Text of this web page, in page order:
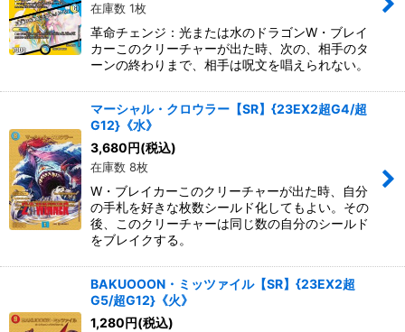
在庫数 1枚
革命チェンジ：光または水のドラゴンW・ブレイ
カーこのクリーチャーが出た時、次の、相手のタ
ーンの終わりまで、相手は呪文を唱えられない。
マーシャル・クロウラー【SR】{23EX2超G4/超
G12}《水》
3,680 円(税込)
在庫数 8枚
W・ブレイカーこのクリーチャーが出た時、自分
の手札を好きな枚数シールド化してもよい。その
後、このクリーチャーは同じ数の自分のシールド
をブレイクする。
BAKUOOON・ミッツァイル【SR】{23EX2超
G5/超G12}《火》
1,280 円(税込)